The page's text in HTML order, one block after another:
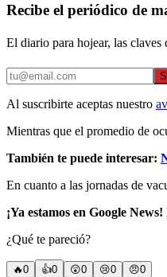
Recibe el periódico de
El diario para hojear, las
Al suscribirte aceptas nuestro
Mientras que el promedio de
También te puede interesar:
En cuanto a las jornadas de
¡Ya estamos en Google
¿Qué te pareció?
🔥0 👍0 😲0 😢0 😠0